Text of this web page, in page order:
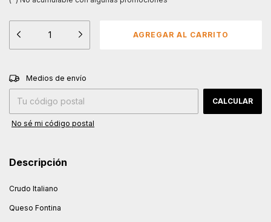
Entregas para el CP:
Medios de envío
CALCULAR
No sé mi código postal
Descripción
Crudo Italiano
Queso Fontina